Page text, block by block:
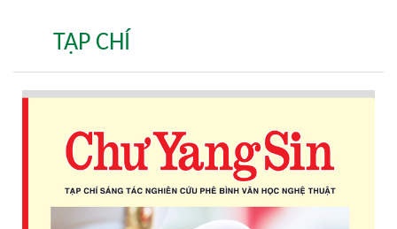
TẠP CHÍ